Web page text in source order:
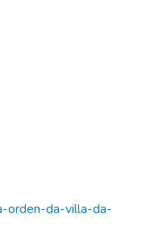
orden-da-villa-da-